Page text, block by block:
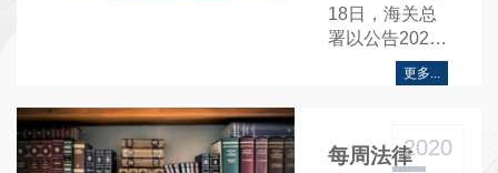
18日，海关总
署以公告2020
年第76号发布
《关于公布港
修订的原产地
标准的公
更多...
每周法律2020